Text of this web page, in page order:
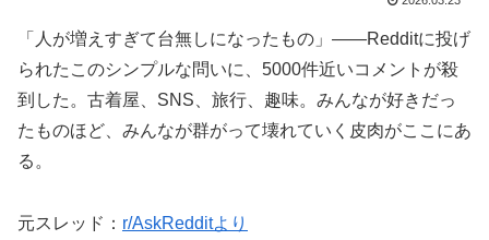
「人が増えすぎて台無しになったもの」——Redditに投げ
られたこのシンプルな問いに、5000件近いコメントが殺
到した。古着屋、SNS、旅行、趣味。みんなが好きだっ
たものほど、みんなが群がって壊れていく皮肉がここにあ
る。
元スレッド： r/AskRedditより